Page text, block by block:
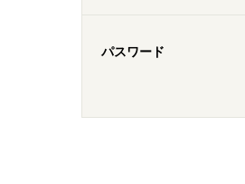
パスワード